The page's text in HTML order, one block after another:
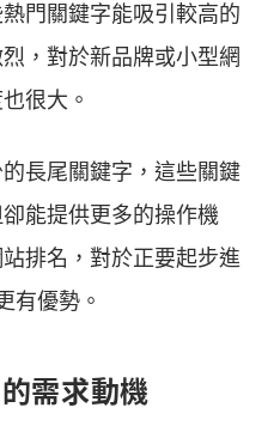
門關鍵字能吸引較高的
，對於新品牌或小型網
很大。
長尾關鍵字，這些關鍵
能提供更多的操作機
排名，對於正要起步進
有優勢。
需求動機